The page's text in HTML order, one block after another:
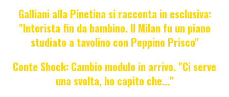
Galliani alla Pinetina si racconta in esclusiva:
"Interista fin da bambino. Il Milan fu un piano
studiato a tavolino con Peppino Prisco"
Conte Shock: Cambio modulo in arrivo. "Ci serve
una svolta, ho capito che..."